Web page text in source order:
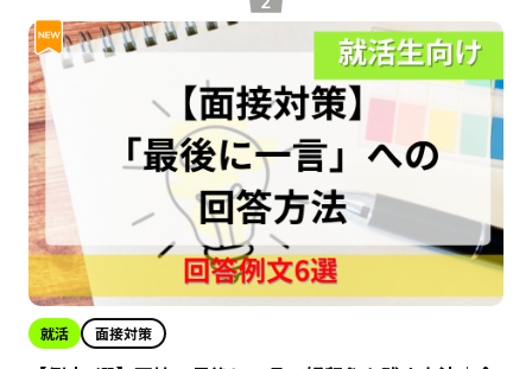
就活 面接対策